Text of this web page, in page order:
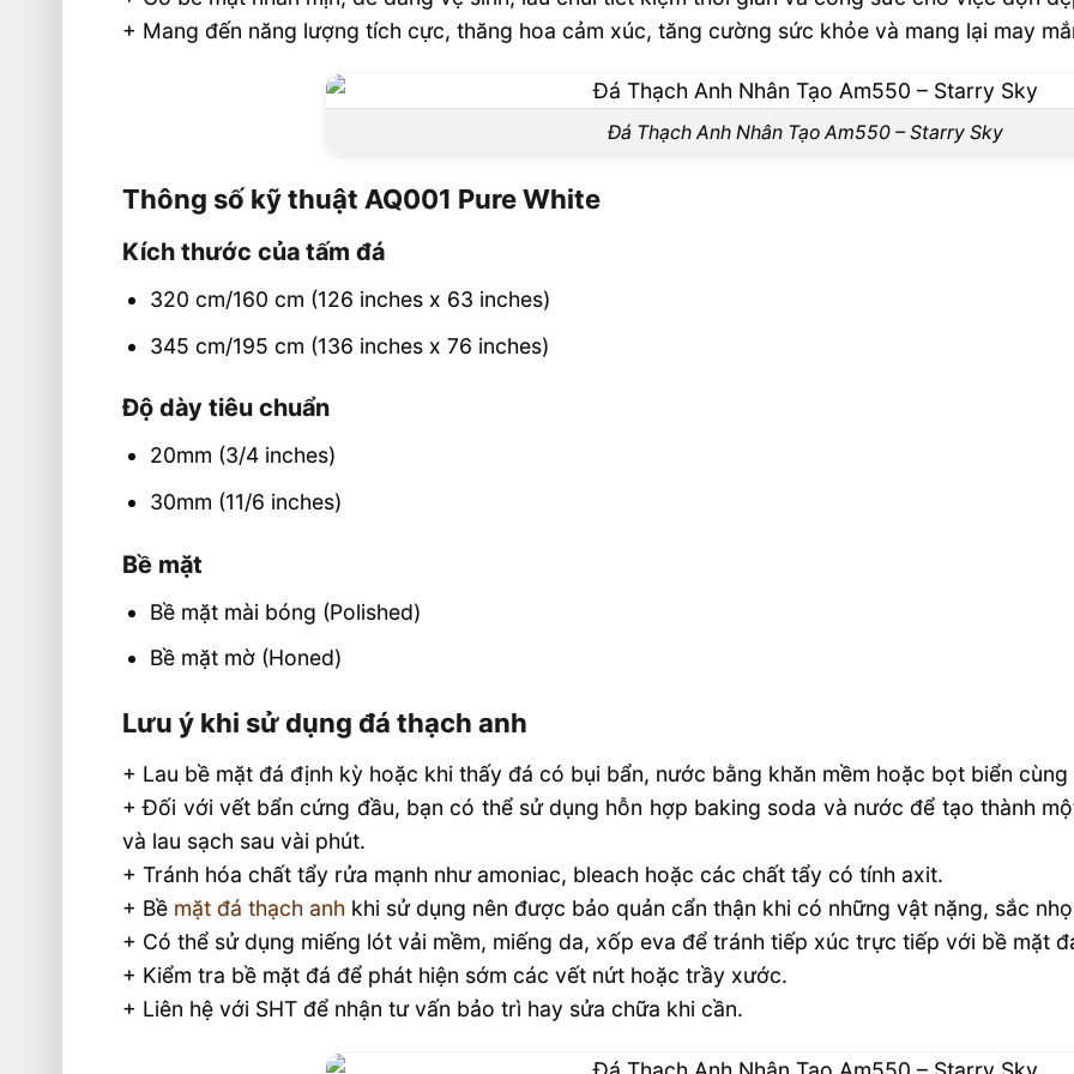
+ Mang đến năng lượng tích cực, thăng hoa cảm xúc, tăng cường sức khỏe và mang lại may
Đá Thạch Anh Nhân Tạo Am550 – Starry Sky
Thông số kỹ thuật AQ001 Pure White
Kích thước của tấm đá
320 cm/160 cm (126 inches x 63 inches)
345 cm/195 cm (136 inches x 76 inches)
Độ dày tiêu chuẩn
20mm (3/4 inches)
30mm (11/6 inches)
Bề mặt
Bề mặt mài bóng (Polished)
Bề mặt mờ (Honed)
Lưu ý khi sử dụng đá thạch anh
+ Lau bề mặt đá định kỳ hoặc khi thấy đá có bụi bẩn, nước bằng khăn mềm hoặc bọt biển
+ Đối với vết bẩn cứng đầu, bạn có thể sử dụng hỗn hợp baking soda và nước để tạo thành
và lau sạch sau vài phút.
+ Tránh hóa chất tẩy rửa mạnh như amoniac, bleach hoặc các chất tẩy có tính axit.
+ Bề mặt đá thạch anh khi sử dụng nên được bảo quản cẩn thận khi có những vật nặng, sắc
+ Có thể sử dụng miếng lót vải mềm, miếng da, xốp eva để tránh tiếp xúc trực tiếp với bề mặt
+ Kiểm tra bề mặt đá để phát hiện sớm các vết nứt hoặc trầy xước.
+ Liên hệ với SHT để nhận tư vấn bảo trì hay sửa chữa khi cần.